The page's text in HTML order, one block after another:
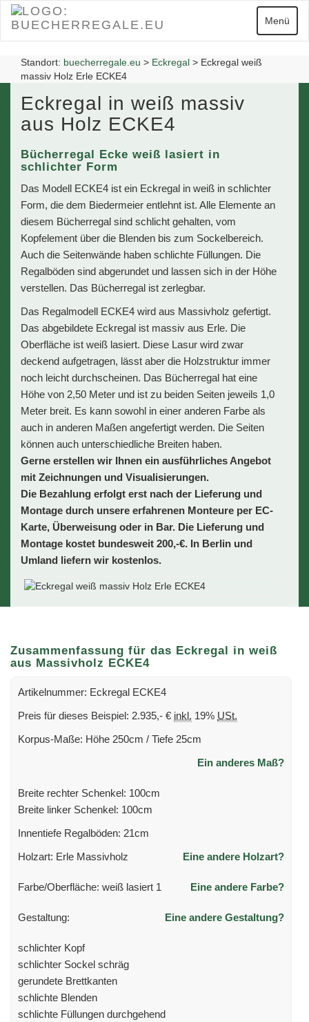
Zum
Hauptinhalt
Menü
Standort: buecherregale.eu > Eckregal > Eckregal weiß
massiv Holz Erle ECKE4
Eckregal in weiß massiv
aus Holz ECKE4
Bücherregal Ecke weiß lasiert in
schlichter Form
Das Modell ECKE4 ist ein Eckregal in weiß in schlichter
Form, die dem Biedermeier entlehnt ist. Alle Elemente an
diesem Bücherregal sind schlicht gehalten, vom
Kopfelement über die Blenden bis zum Sockelbereich.
Auch die Seitenwände haben schlichte Füllungen. Die
Regalböden sind abgerundet und lassen sich in der Höhe
verstellen. Das Bücherregal ist zerlegbar.
Das Regalmodell ECKE4 wird aus Massivholz gefertigt.
Das abgebildete Eckregal ist massiv aus Erle. Die
Oberfläche ist weiß lasiert. Diese Lasur wird zwar
deckend aufgetragen, lässt aber die Holzstruktur immer
noch leicht durchscheinen. Das Bücherregal hat eine
Höhe von 2,50 Meter und ist zu beiden Seiten jeweils 1,0
Meter breit. Es kann sowohl in einer anderen Farbe als
auch in anderen Maßen angefertigt werden. Die Seiten
können auch unterschiedliche Breiten haben.
Gerne erstellen wir Ihnen ein ausführliches Angebot
mit Zeichnungen und Visualisierungen.
Die Bezahlung erfolgt erst nach der Lieferung und
Montage durch unsere erfahrenen Monteure per EC-
Karte, Überweisung oder in Bar. Die Lieferung und
Montage kostet bundesweit 200,-€. In Berlin und
Umland liefern wir kostenlos.
Zusammenfassung für das Eckregal in weiß
aus Massivholz ECKE4
Artikelnummer: Eckregal ECKE4
Preis für dieses Beispiel: 2.935,- € inkl. 19% USt.
Korpus-Maße: Höhe 250cm / Tiefe 25cm
Ein anderes Maß?
Breite rechter Schenkel: 100cm
Breite linker Schenkel: 100cm
Innentiefe Regalböden: 21cm
Holzart: Erle Massivholz
Eine andere Holzart?
Farbe/Oberfläche: weiß lasiert 1 Eine andere Farbe?
Gestaltung: Eine andere Gestaltung?
schlichter Kopf
schlichter Sockel schräg
gerundete Brettkanten
schlichte Blenden
schlichte Füllungen durchgehend